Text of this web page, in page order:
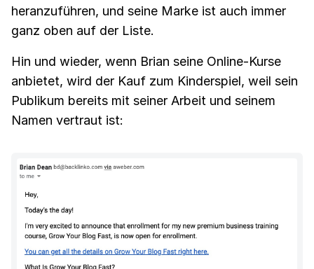
heranzuführen, und seine Marke ist auch immer
ganz oben auf der Liste.
Hin und wieder, wenn Brian seine Online-Kurse
anbietet, wird der Kauf zum Kinderspiel, weil sein
Publikum bereits mit seiner Arbeit und seinem
Namen vertraut ist: